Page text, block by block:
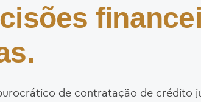
de contratação de crédito